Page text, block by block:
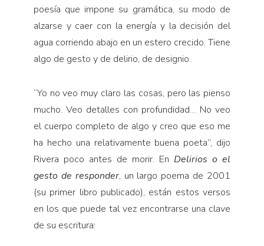
poesía que impone su gramática, su modo de
alzarse y caer con la energía y la decisión del
agua corriendo abajo en un estero crecido. Tiene
algo de gesto y de delirio, de designio.
“Yo no veo muy claro las cosas, pero las pienso
mucho. Veo detalles con profundidad… No veo
el cuerpo completo de algo y creo que eso me
ha hecho una relativamente buena poeta”, dijo
Rivera poco antes de morir. En Delirios o el
gesto de responder, un largo poema de 2001
(su primer libro publicado), están estos versos
en los que puede tal vez encontrarse una clave
de su escritura: